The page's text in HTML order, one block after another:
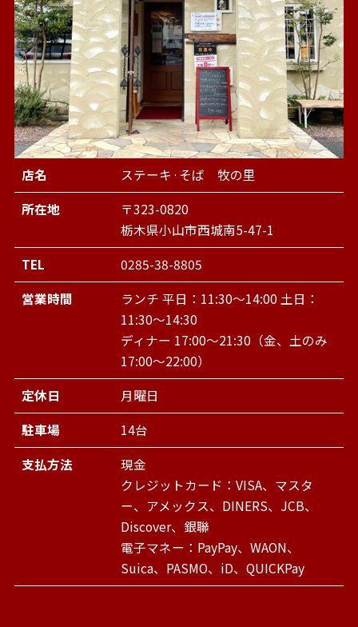
店名
ステーキ·そば 牧の里
所在地
〒323-0820
栃木県小山市西城南5-47-1
TEL
0285-38-8805
営業時間
ランチ 平日：11:30～14:00 土日：
11:30～14:30
ディナー 17:00～21:30（金、土のみ
17:00～22:00）
定休日
月曜日
駐車場
14台
支払方法
現金
クレジットカード：VISA、マスタ
ー、アメックス、DINERS、JCB、
Discover、銀聯
電子マネー：PayPay、WAON、
Suica、PASMO、iD、QUICKPay